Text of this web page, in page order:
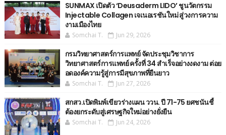
SUNMAX เปิดตัว ‘Deusaderm LIDO’ ชูนวัตกรรม
Injectable Collagen เจเนอเรชันใหม่ สู่วงการความ
งามเมืองไทย
Somchai T. Jun 29, 2026
กรมวิทยาศาสตร์การแพทย์ จัดประชุมวิชาการ
วิทยาศาสตร์การแพทย์ ครั้งที่ 34 สำเร็จอย่างงดงาม ต่อย
อดองค์ความรู้สู่การมีสุขภาพที่ยืนยาว
Somchai T. Jun 27, 2026
สกสว.เปิดพิมพ์เขียวร่างแผน ววน. ปี 71-75 ยศชนันชี้
ต้องยกระดับสู่เศรษฐกิจใหม่อย่างยั่งยืน
Somchai T. Jun 24, 2026